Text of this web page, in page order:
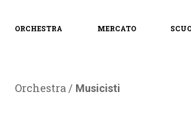
ORCHESTRA MERCATO
Orchestra / Musicisti